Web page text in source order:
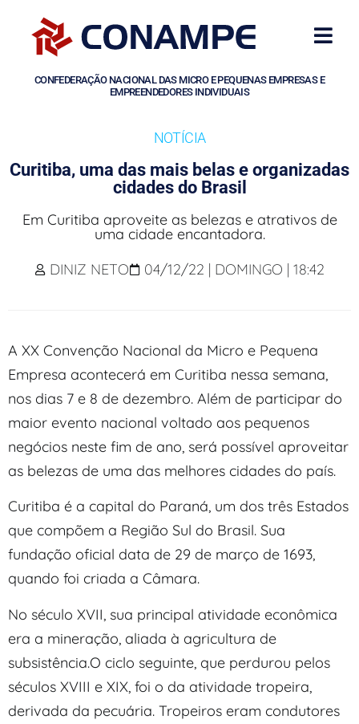
CONFEDERAÇÃO NACIONAL DAS MICRO E PEQUENAS EMPRESAS E
EMPREENDEDORES INDIVIDUAIS
NOTÍCIA
Curitiba, uma das mais belas e organizadas
cidades do Brasil
Em Curitiba aproveite as belezas e atrativos de
uma cidade encantadora.
DINIZ NETO
04/12/22 | DOMINGO | 18:42
A XX Convenção Nacional da Micro e Pequena
Empresa acontecerá em Curitiba nessa semana,
nos dias 7 e 8 de dezembro. Além de participar do
maior evento nacional voltado aos pequenos
negócios neste fim de ano, será possível aproveitar
as belezas de uma das melhores cidades do país.
Curitiba é a capital do Paraná, um dos três Estados
que compõem a Região Sul do Brasil. Sua
fundação oficial data de 29 de março de 1693,
quando foi criada a Câmara.
No século XVII, sua principal atividade econômica
era a mineração, aliada à agricultura de
subsistência.O ciclo seguinte, que perdurou pelos
séculos XVIII e XIX, foi o da atividade tropeira,
derivada da pecuária. Tropeiros eram condutores